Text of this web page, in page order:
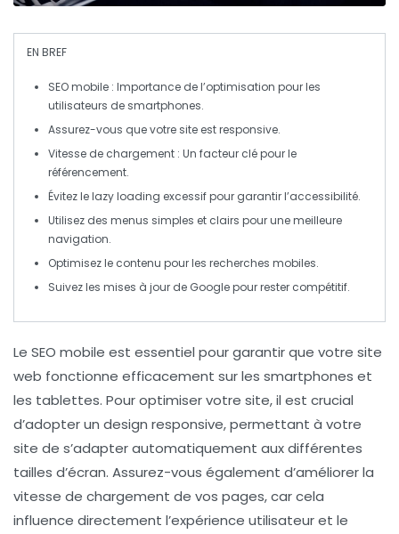
EN BREF
SEO mobile : Importance de l’optimisation pour les
utilisateurs de smartphones.
Assurez-vous que votre site estresponsive.
Vitesse de chargement : Un facteur clé pour le
référencement.
Évitez lelazy loading excessif pour garantir l’accessibilité.
Utilisez des menus simples et clairs pour une meilleure
navigation.
Optimisez le contenu pour les recherches mobiles.
Suivez les mises à jour de Googlepour rester compétitif.
Le SEO mobile est essentiel pour garantir que votre site
web fonctionne efficacement sur les smartphones et
les tablettes. Pour optimiser votre site, il est crucial
d’adopter un design responsive, permettant à votre
site de s’adapter automatiquement aux différentes
tailles d’écran. Assurez-vous également d’améliorer la
vitesse de chargement de vos pages, car cela
influence directement l’expérience utilisateur et le